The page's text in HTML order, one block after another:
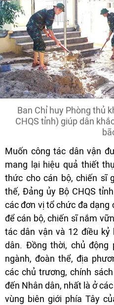
Ban Chỉ huy Phòng thủ
CHQS tỉnh) giúp dân
Muốn công tác dân vận
mang lại hiệu quả thiết
thức cho cán bộ, chiến sĩ
thế, Đảng ủy Bộ CHQS
các đơn vị tổ chức đa
để cán bộ, chiến sĩ nắm
tác dân vận và 12 điều
dân. Đồng thời, chủ động
ngành, đoàn thể, địa
các chủ trương, chính
đến Nhân dân, nhất là ở
vùng biên giới phía Tây